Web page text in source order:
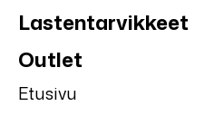
Lastentarvikkeet
Outlet
Etusivu